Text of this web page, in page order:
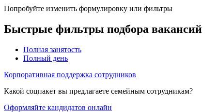
Попробуйте изменить формулировку или фильтры
Быстрые фильтры подбора вакансий
Полная занятость
Полный день
Корпоративная поддержка сотрудников
Какой соцпакет вы предлагаете семейным сотрудникам?
Оформляйте кандидатов онлайн